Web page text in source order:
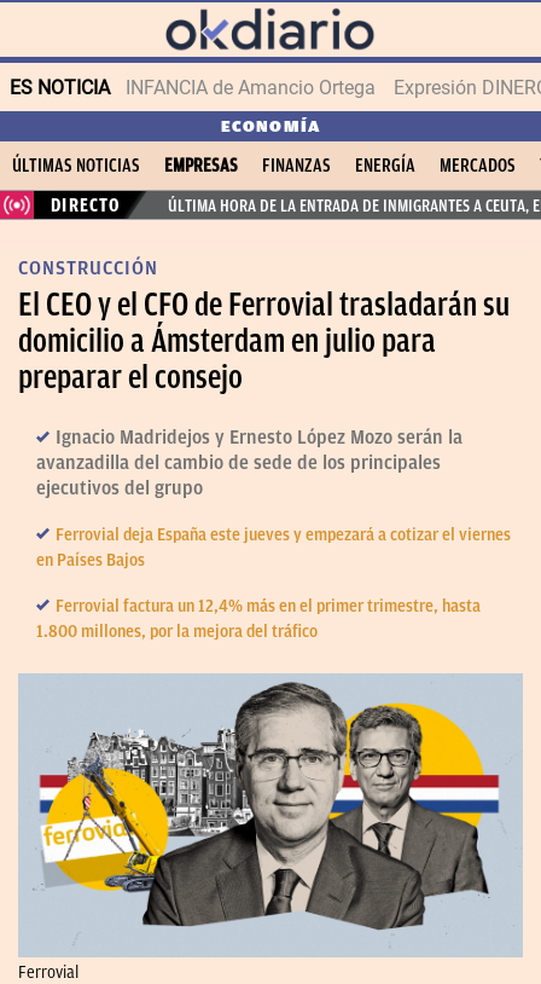
ES NOTICIA INFANCIA de Amancio Ortega Expresión
ECONOMÍA
ÚLTIMAS NOTICIAS EMPRESAS FINANZAS ENERGÍA MERCADOS
DIRECTO
ÚLTIMA HORA DE LA ENTRADA DE INMIGRANTES A CEUTA,
CONSTRUCCIÓN
El CEO y el CFO de Ferrovial trasladarán su
domicilio a Ámsterdam en julio para
preparar el consejo
Ignacio Madridejos y Ernesto López Mozo serán la
avanzadilla del cambio de sede de los principales
ejecutivos del grupo
Ferrovial deja España este jueves y empezará a cotizar el viernes
en Países Bajos
Ferrovial factura un 12,4% más en el primer trimestre, hasta
1.800 millones, por la mejora del tráfico
Ferrovial